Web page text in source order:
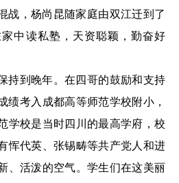
战，杨尚昆随家庭由双江迁到了
中读私塾，天资聪颖，勤奋好
持到晚年。在四哥的鼓励和支持
绩考入成都高等师范学校附小，
学校是当时四川的最高学府，校
恽代英、张锡畴等共产党人和进
、活泼的空气。学生们在这美丽